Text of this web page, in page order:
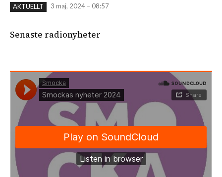
AKTUELLT 3 maj, 2024 – 08:57
Senaste radionyheter